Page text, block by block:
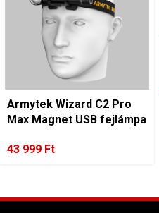
Armytek Wizard C2 Pro
Max Magnet USB fejlámpa
43 999 Ft